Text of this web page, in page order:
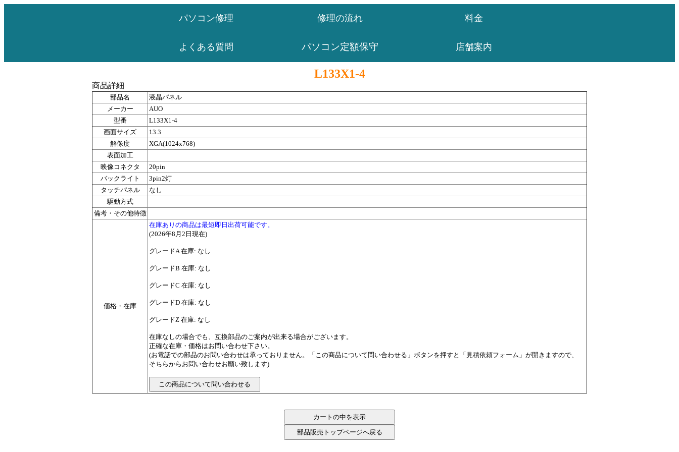
パソコン修理 修理の流れ 料金
よくある質問 パソコン定額保守 店舗案内
L133X1-4
商品詳細
部品名
液晶パネル
メーカー
AUO
型番
L133X1-4
画面サイズ
13.3
解像度
XGA(1024x768)
表面加工
映像コネクタ
20pin
バックライト
3pin2灯
タッチパネル
なし
駆動方式
備考・その他特徴
価格・在庫
在庫ありの商品は最短即日出荷可能です。
(2026年8月2日現在)
グレードA 在庫: なし
グレードB 在庫: なし
グレードC 在庫: なし
グレードD 在庫: なし
グレードZ 在庫: なし
在庫なしの場合でも、互換部品のご案内が出来る場合がございます。
正確な在庫・価格はお問い合わせ下さい。
(お電話での部品のお問い合わせは承っておりません。「この商品について問い合わせる」ボタンを押すと「見積依頼フォーム」が開きますので、
そちらからお問い合わせお願い致します)